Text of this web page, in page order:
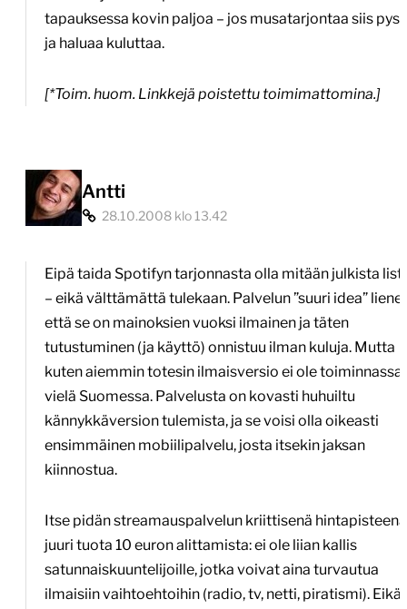
tapauksessa kovin paljoa – jos musatarjontaa siis
ja haluaa kuluttaa.
[*Toim. huom. Linkkejä poistettu toimimattomina.]
Antti
28.10.2008 klo 13.42
Eipä taida Spotifyn tarjonnasta olla mitään julkista
– eikä välttämättä tulekaan. Palvelun ”suuri idea”
että se on mainoksien vuoksi ilmainen ja täten
tutustuminen (ja käyttö) onnistuu ilman kuluja. Mutta
kuten aiemmin totesin ilmaisversio ei ole toiminnassa
vielä Suomessa. Palvelusta on kovasti huhuiltu
kännykkäversion tulemista, ja se voisi olla oikeasti
ensimmäinen mobiilipalvelu, josta itsekin jaksan
kiinnostua.
Itse pidän streamauspalvelun kriittisenä hintapisteenä
juuri tuota 10 euron alittamista: ei ole liian kallis
satunnaiskuuntelijoille, jotka voivat aina turvautua
ilmaisiin vaihtoehtoihin (radio, tv, netti, piratismi). Eikä